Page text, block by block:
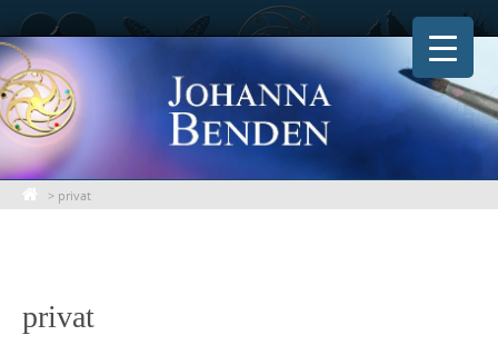
Skip
to
content
> privat
privat